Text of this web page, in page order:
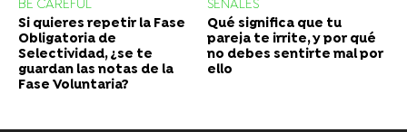
BE CAREFUL
Si quieres repetir la Fase
Obligatoria de
Selectividad, ¿se te
guardan las notas de la
Fase Voluntaria?
SEÑALES
Qué significa que tu
pareja te irrite, y por qué
no debes sentirte mal por
ello